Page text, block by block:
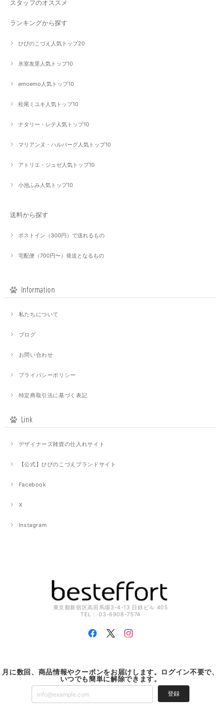
スタッフのオススメ
ランキングから探す
ひびのこづえ人気トップ20
氷室友里人気トップ10
emoemo人気トップ10
松尾ミユキ人気トップ10
ナタリー・レテ人気トップ10
マリアンヌ・ハルバーグ人気トップ10
アトリエ・ジュゼ人気トップ10
小池ふみ人気トップ10
送料から探す
ポストイン（300円）で送れるもの
宅配便（700円〜）発送となるもの
Information
私たちについて
ブログ
お問い合わせ
プライバシーポリシー
特定商取引法に基づく表記
Link
デザイナーズ雑貨の仕入れサイト
【公式】ひびのこづえブランドサイト
Facebook
X
Instagram
東京都新宿区高田馬場3-4-13 日鉄ビル 405
TEL： 03-6908-7574
月に数回、商品情報やクーポンをお届けします。ログイン不要で、
いつでも簡単に解除できます。
登録